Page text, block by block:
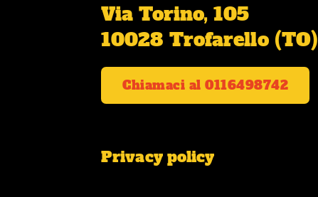
Via Torino, 105
10028 Trofarello (TO)
Chiamaci al 0116498742
Privacy policy